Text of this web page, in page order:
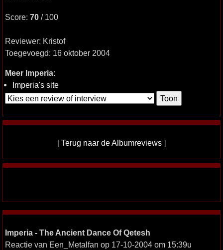
Score: 70 / 100
Reviewer: Kristof
Toegevoegd: 16 oktober 2004
Meer Imperia:
Imperia's site
[Terug naar de Albumreviews ]
Imperia - The Ancient Dance Of Qetesh
Reactie van Een_Metalfan op 17-10-2004 om 15:39u